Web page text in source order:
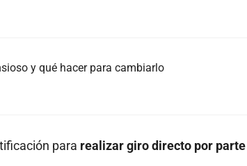
y qué hacer para cambiarlo
para realizar giro directo por parte